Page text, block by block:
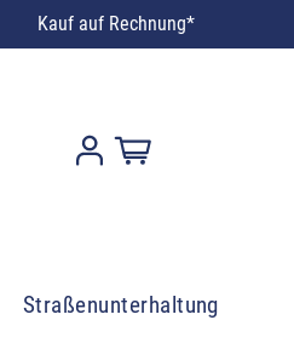
Kauf auf Rechnung*
Straßenunterhaltung